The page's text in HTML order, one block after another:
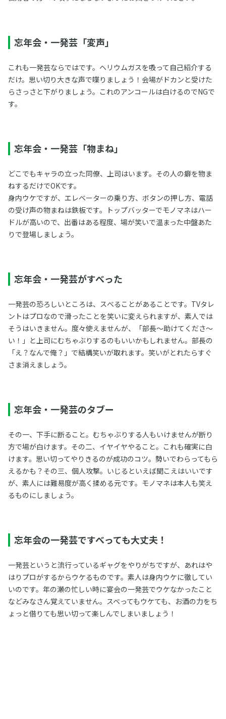
忘年会・一発芸「変声」
これも一発芸ならではです。ヘリウムガスを吸って自己紹介する
だけ。思い切り大きな声で喋りましょう！会場がドカンと受けた
らさっさと下がりましょう。これのアンコールは白けるのでNGで
す。
忘年会・一発芸「物まね」
どこでもキャラの立った同僚、上司はいます。その人の癖を物ま
ねするだけでOKです。
身内ウケですが、エレベーターの乗り方、ボタンの押し方、電話
の受け声の物まねは鉄板です。トップバッターでモノマネはハー
ドルが高いので、出番はある程度、場が笑いで温まった中盤あた
りで登場しましょう。
忘年会・一発芸がすべった
一発芸の恐ろしいところは、スべることがあることです。TVタレ
ントはプロなので滑ったことを笑いに変えられますが、素人では
そうはいきません。度々使えませんが、「部長～助けてくださ～
い！」と上司にむちゃぶりするのもいいかもしれません。部長の
「え？なんで俺？」で結構笑いが取れます。笑いがとれたらすぐ
さま消えましょう。
忘年会・一発芸のタブー
その一、下手に断ること。むちゃぶりする人もいけませんが断り
方で場が白けます。その二、イヤイヤやること。これも確実に白
けます。思い切ってやりきるのが成功のコツ。勢いでわらってもら
えるかも？その三、個人攻撃。いじるといえば聞こえはいいです
が、素人には難易度が高く揉める元です。モノマネは本人も笑え
るものにしましょう。
忘年会の一発芸ですべっても大丈夫！
一発芸というと流行っているギャグをやりがちですが、あれはや
はりプロがするからウケるものです。素人は身内ウケに徹してい
いのです。年の瀬の忙しい時に宴会の一発芸でウケなかったこと
などみなさん覚えていません。スベってもウケても、お酒の力をち
ょっと借りても思い切って楽しんでしまいましょう！